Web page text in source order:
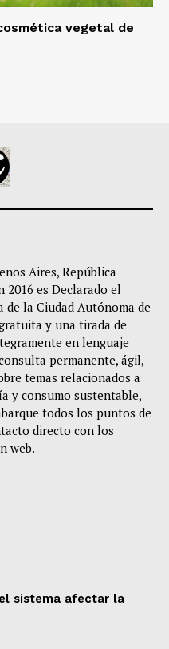
vegetal de
Aires, República
2016 es Declarado el
la Ciudad Autónoma de
y una tirada de
en lenguaje
permanente, ágil,
temas relacionados a
y consumo sustentable,
todos los puntos de
directo con los
web.
sistema afectar la